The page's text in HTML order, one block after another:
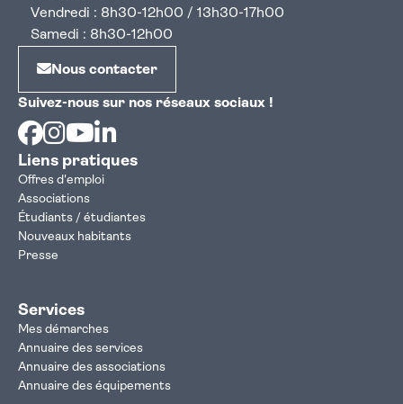
Vendredi : 8h30-12h00 / 13h30-17h00
Samedi : 8h30-12h00
Nous contacter
Suivez-nous sur nos réseaux sociaux !
Facebook
Instagram
Youtube
Liens pratiques
Offres d'emploi
Associations
Étudiants / étudiantes
Nouveaux habitants
Presse
Services
Mes démarches
Annuaire des services
Annuaire des associations
Annuaire des équipements